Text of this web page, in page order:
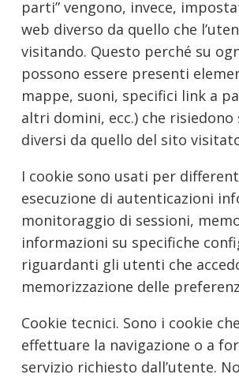
parti” vengono, invece,
web diverso da quello che
visitando. Questo perché su
possono essere presenti
mappe, suoni, specifici link a
altri domini, ecc.) che risiedono
diversi da quello del sito
I cookie sono usati per
esecuzione di autenticazioni
monitoraggio di sessioni,
informazioni su specifiche
riguardanti gli utenti che
memorizzazione delle
Cookie tecnici. Sono i cookie
effettuare la navigazione o a
servizio richiesto dall’utente.